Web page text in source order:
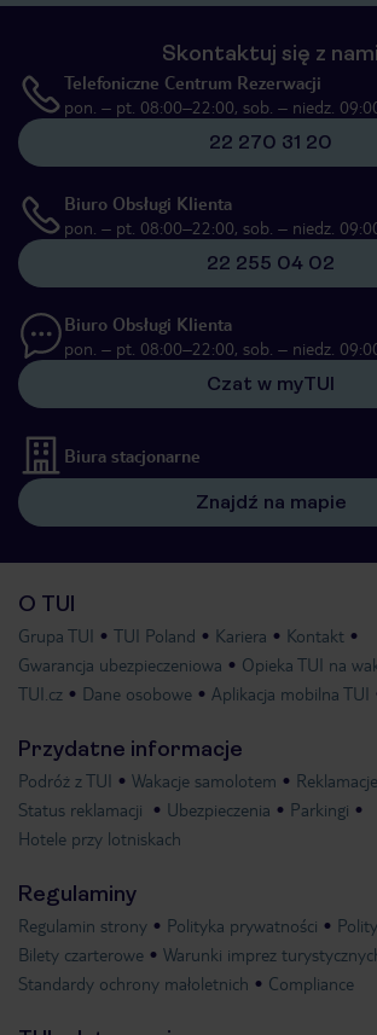
Skontaktuj się z nami
Telefoniczne Centrum Rezerwacji
pon. – pt. 08:00–22:00, sob. – niedz.
22 270 31 20
Biuro Obsługi Klienta
pon. – pt. 08:00–22:00, sob. – niedz.
22 255 04 02
Biuro Obsługi Klienta
pon. – pt. 08:00–22:00, sob. – niedz.
Czat w myTUI
Biura stacjonarne
Znajdź na mapie
O TUI
Grupa TUI TUI Poland Kariera
Kontakt
Gwarancja ubezpieczeniowa
Opieka TUI na
TUI.cz
Dane osobowe Aplikacja mobilna TUI
Przydatne informacje
Podróż z TUI Wakacje samolotem
Reklamacje
Status reklamacji
Ubezpieczenia
Parkingi
Hotele przy lotniskach
Regulaminy
Regulamin strony Polityka prywatności
Bilety czarterowe
Warunki imprez
Standardy ochrony małoletnich
Compliance